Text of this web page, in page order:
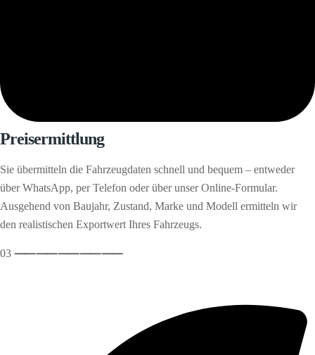
Preisermittlung
Sie übermitteln die Fahrzeugdaten schnell und bequem – entweder
über WhatsApp, per Telefon oder über unser Online-Formular.
Ausgehend von Baujahr, Zustand, Marke und Modell ermitteln wir
den realistischen Exportwert Ihres Fahrzeugs.
03 ⸺⸺⸺⸺⸺